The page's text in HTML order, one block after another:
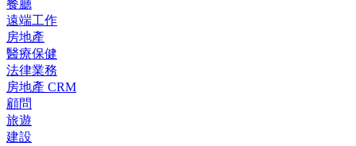
餐廳
遠端工作
房地產
醫療保健
法律業務
房地產 CRM
顧問
旅遊
建設